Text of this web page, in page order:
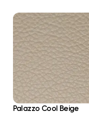
Palazzo Cool Beige